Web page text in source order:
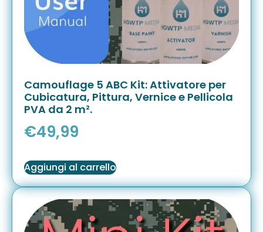
Camouflage 5 ABC Kit: Attivatore per
Cubicatura, Pittura, Vernice e Pellicola
PVA da 2 m².
€49,99
Aggiungi al carrello